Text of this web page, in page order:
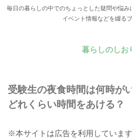
毎日の暮らしの中でのちょっとした疑問や悩
イベント情報などを綴る
暮らしのしお
受験生の夜食時間は何時が
どれくらい時間をあける？
※本サイトは広告を利用しています